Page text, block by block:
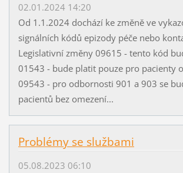
02.01.2024 14:20
Od 1.1.2024 dochází ke změně ve
signálních kódů epizody péče nebo
Legislativní změny 09615 - tento kód
01543 - bude platit pouze pro pacienty
09543 - pro odbornosti 901 a 903 se
pacientů bez omezení...
Problémy se službami
05.08.2023 06:10